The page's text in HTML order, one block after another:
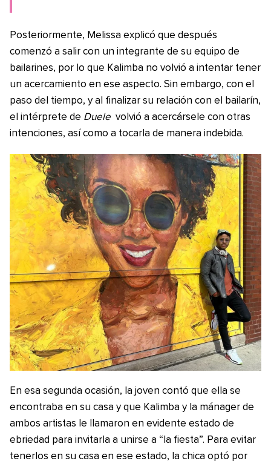
Posteriormente, Melissa explicó que después
comenzó a salir con un integrante de su equipo de
bailarines, por lo que Kalimba no volvió a intentar tener
un acercamiento en ese aspecto. Sin embargo, con el
paso del tiempo, y al finalizar su relación con el bailarín,
el intérprete de Duele volvió a acercársele con otras
intenciones, así como a tocarla de manera indebida.
En esa segunda ocasión, la joven contó que ella se
encontraba en su casa y que Kalimba y la mánager de
ambos artistas le llamaron en evidente estado de
ebriedad para invitarla a unirse a “la fiesta”. Para evitar
tenerlos en su casa en ese estado, la chica optó por